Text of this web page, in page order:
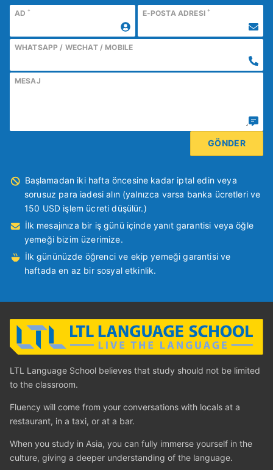
AD * E-POSTA ADRESI *
WHATSAPP / WECHAT / MOBILE
MESAJ
Başlamadan iki hafta öncesine kadar iptal edin veya
sorusuz para iadesi alın (yalnızca varsa banka ücretleri ve
150 USD işlem ücreti düşülür.)
İlk mesajınıza bir iş günü içinde yanıt garantisi veya öğle
yemeği bizim üzerimize.
İlk gününüzde öğrenci ve ekip yemeği garantisi ve
haftada en az bir sosyal etkinlik.
LTL Language School believes that study should not be limited
to the classroom.
Fluency will come from your conversations with locals at a
restaurant, in a taxi, or at a bar.
When you study in Asia, you can fully immerse yourself in the
culture, giving a deeper understanding of the language.